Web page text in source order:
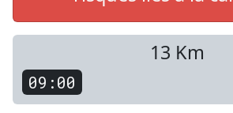
13 Km
09:00